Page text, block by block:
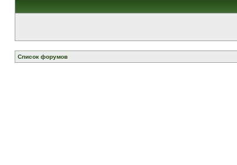
Список форумов